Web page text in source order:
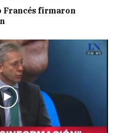
Francés firmaron